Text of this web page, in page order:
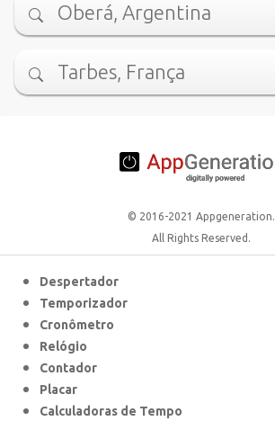
Oberá, Argentina
Tarbes, França
© 2016-2021 Appgeneration.
All Rights Reserved.
Despertador
Temporizador
Cronômetro
Relógio
Contador
Placar
Calculadoras de Tempo